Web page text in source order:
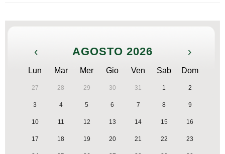
‹ AGOSTO 2026 ›
Lun Mar Mer Gio Ven Sab Dom
27 28 29 30 31 1 2
3 4 5 6 7 8 9
10 11 12 13 14 15 16
17 18 19 20 21 22 23